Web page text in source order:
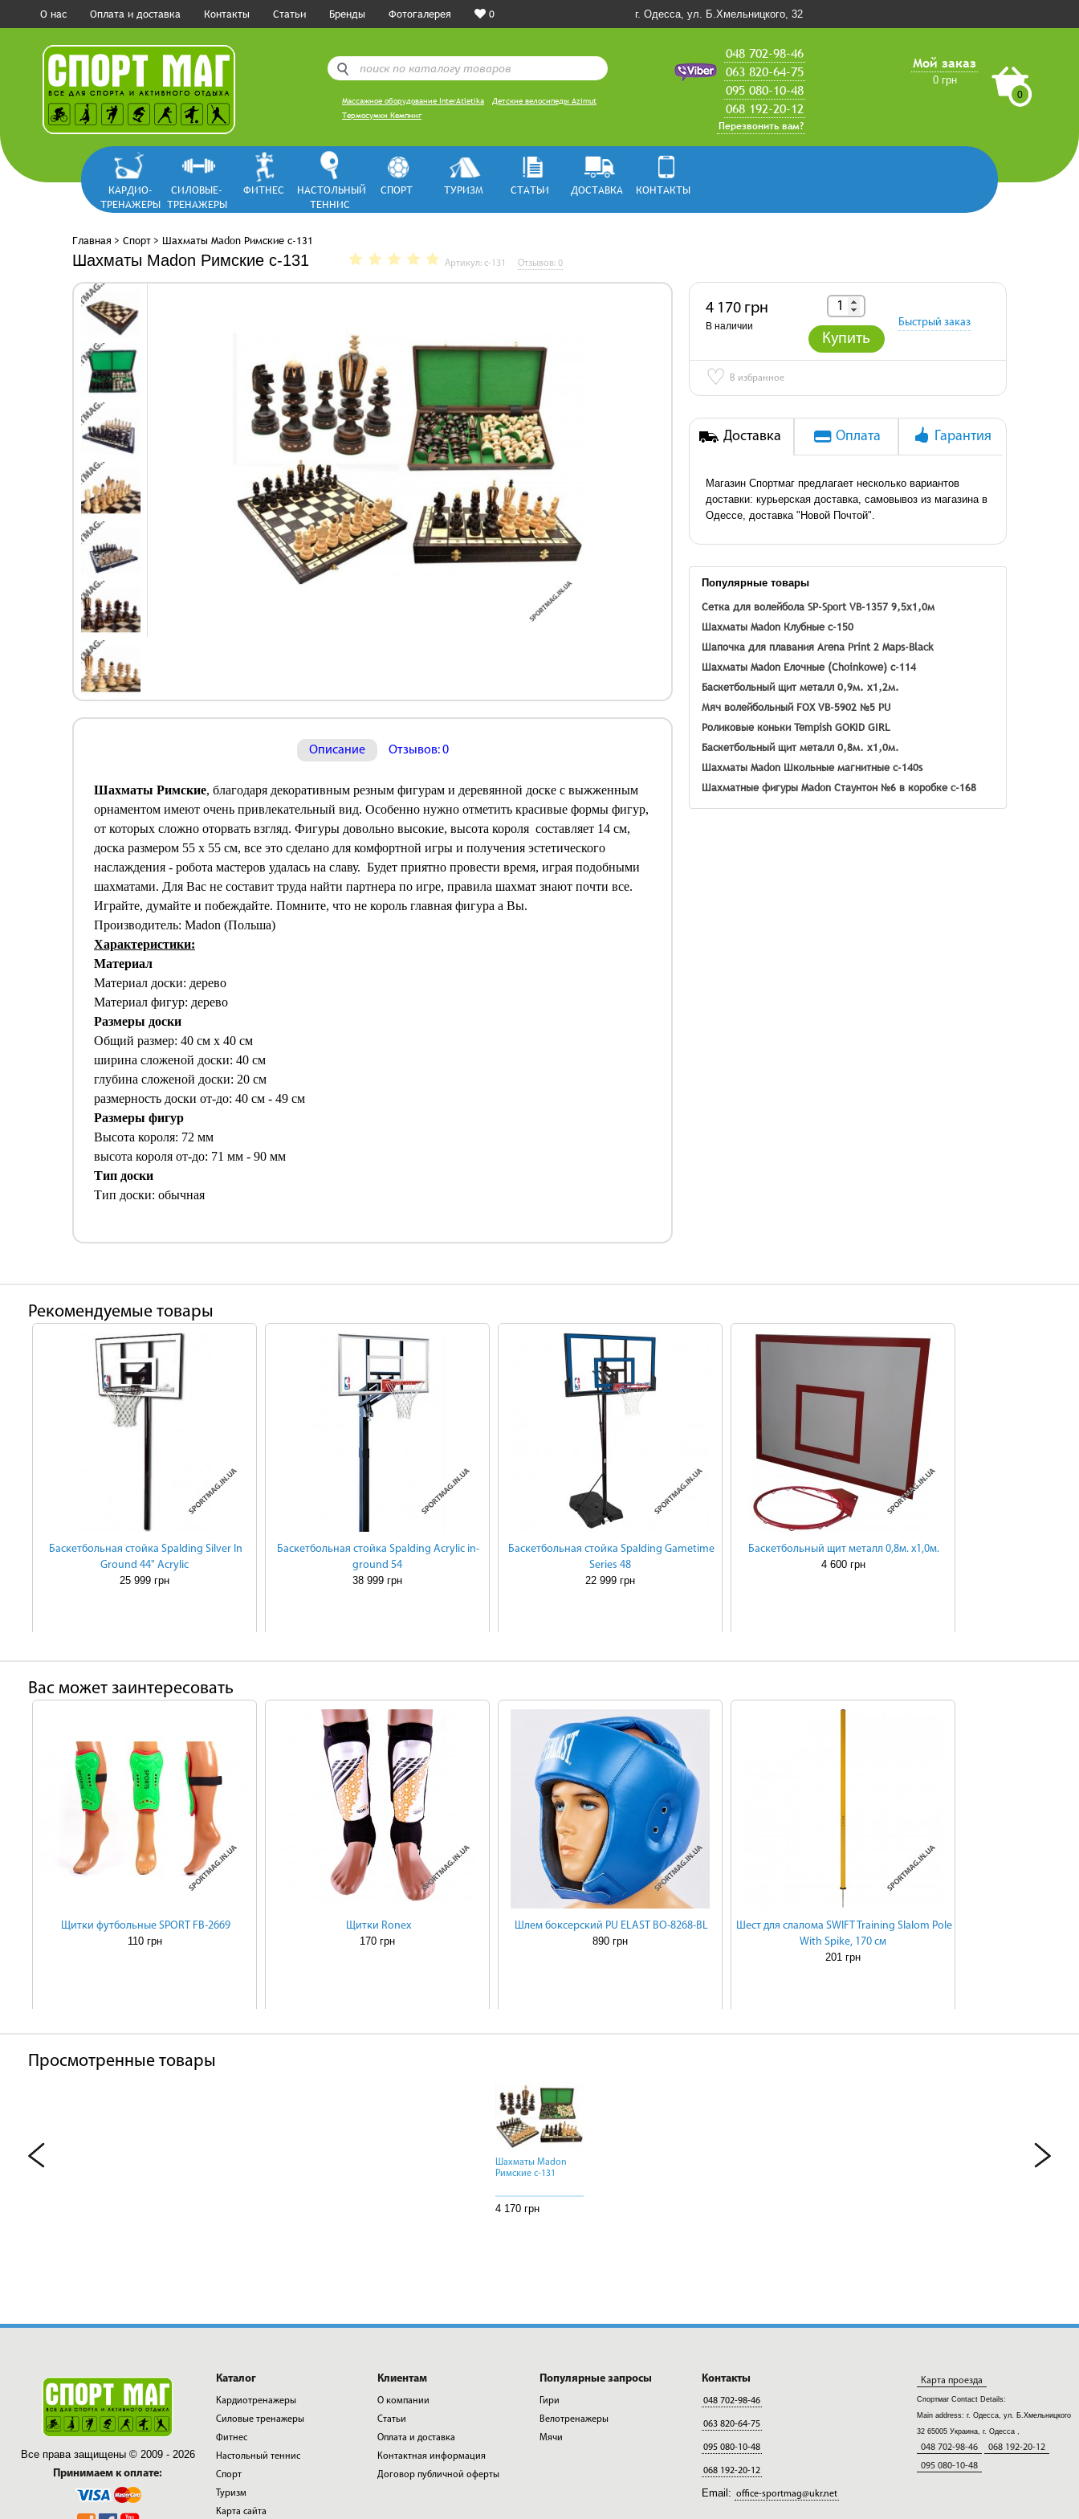
О нас Оплата и доставка Контакты Статьи Бренды Фотогалерея 0 г. Одесса, ул. Б.Хмельницкого, 32
Массажное оборудование InterAtletika
Детские велосипеды Azimut
Термосумки Кемпинг
Мой заказ
0 грн
0
048 702-98-46
063 820-64-75
095 080-10-48
068 192-20-12
Перезвонить вам?
КАРДИО-
ТРЕНАЖЕРЫ
СИЛОВЫЕ-
ТРЕНАЖЕРЫ
ФИТНЕС
НАСТОЛЬНЫЙ
ТЕННИС
СПОРТ ТУРИЗМ СТАТЬИ ДОСТАВКА КОНТАКТЫ
Главная > Спорт > Шахматы Madon Римские с-131
Шахматы Madon Римские с-131 Артикул: с-131 Отзывов: 0
4 170 грн
В наличии
Купить
Быстрый заказ
♡ В избранное
Доставка Оплата Гарантия
Магазин Спортмаг предлагает несколько вариантов
доставки: курьерская доставка, самовывоз из магазина в
Одессе, доставка "Новой Почтой".
Популярные товары
Сетка для волейбола SP-Sport VB-1357 9,5x1,0м
Шахматы Madon Клубные с-150
Шапочка для плавания Arena Print 2 Maps-Black
Шахматы Madon Елочные (Choinkowe) с-114
Баскетбольный щит металл 0,9м. х1,2м.
Мяч волейбольный FOX VB-5902 №5 PU
Роликовые коньки Tempish GOKID GIRL
Баскетбольный щит металл 0,8м. х1,0м.
Шахматы Madon Школьные магнитные с-140s
Шахматные фигуры Madon Стаунтон №6 в коробке c-168
Описание Отзывов: 0
Шахматы Римские, благодаря декоративным резным фигурам и деревянной доске с выжженным
орнаментом имеют очень привлекательный вид. Особенно нужно отметить красивые формы фигур,
от которых сложно оторвать взгляд. Фигуры довольно высокие, высота короля составляет 14 см,
доска размером 55 х 55 см, все это сделано для комфортной игры и получения эстетического
наслаждения - робота мастеров удалась на славу. Будет приятно провести время, играя подобными
шахматами. Для Вас не составит труда найти партнера по игре, правила шахмат знают почти все.
Играйте, думайте и побеждайте. Помните, что не король главная фигура а Вы.
Производитель: Madon (Польша)
Характеристики:
Материал
Материал доски: дерево
Материал фигур: дерево
Размеры доски
Общий размер: 40 см х 40 см
ширина сложеной доски: 40 cм
глубина сложеной доски: 20 cм
размерность доски от-до: 40 см - 49 см
Размеры фигур
Высота короля: 72 мм
высота короля от-до: 71 мм - 90 мм
Тип доски
Тип доски: обычная
Рекомендуемые товары
Баскетбольная стойка Spalding Silver In
Ground 44" Acrylic
25 999 грн
Баскетбольная стойка Spalding Acrylic in-
ground 54
38 999 грн
Баскетбольная стойка Spalding Gametime
Series 48
22 999 грн
Баскетбольный щит металл 0,8м. х1,0м.
4 600 грн
Ваc может заинтересовать
Щитки футбольные SPORT FB-2669
110 грн
Щитки Ronex
170 грн
Шлем боксерский PU ELAST BO-8268-BL
890 грн
Шест для слалома SWIFT Training Slalom Pole
With Spike, 170 см
201 грн
Просмотренные товары
Шахматы Madon
Римские с-131
4 170 грн
Все права защищены © 2009 - 2026
Принимаем к оплате:
Каталог
Кардиотренажеры
Силовые тренажеры
Фитнес
Настольный теннис
Спорт
Туризм
Карта сайта
Клиентам
О компании
Статьи
Оплата и доставка
Контактная информация
Договор публичной оферты
Популярные запросы
Гири
Велотренажеры
Мячи
Контакты
048 702-98-46
063 820-64-75
095 080-10-48
068 192-20-12
Email: office-sportmag@ukr.net
Карта проезда
Спортмаг Contact Details:
Main address:г. Одесса, ул. Б.Хмельницкого
32 65005 Украина, г. Одесса ,
048 702-98-46
068 192-20-12
095 080-10-48